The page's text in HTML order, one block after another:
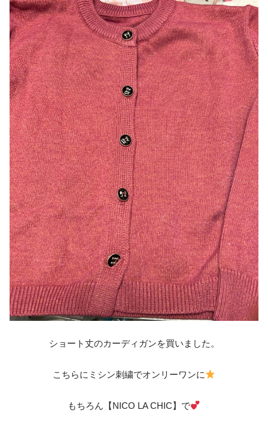
ショート丈のカーディガンを買いました。
こちらにミシン刺繍でオンリーワンに
もちろん【NICO LA CHIC】で